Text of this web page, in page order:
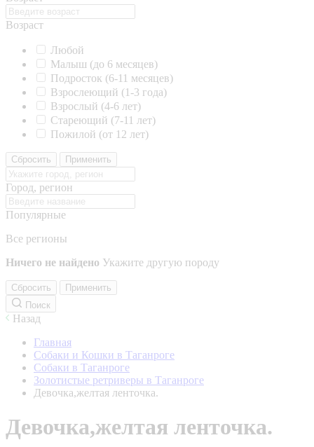
Возраст
Любой
Малыш (до 6 месяцев)
Подросток (6-11 месяцев)
Взрослеющий (1-3 года)
Взрослый (4-6 лет)
Стареющий (7-11 лет)
Пожилой (от 12 лет)
Сбросить Применить
Город, регион
Популярные
Все регионы
Ничего не найдено Укажите другую породу
Сбросить
Применить
Поиск
Назад
Главная
Собаки и Кошки в Таганроге
Собаки в Таганроге
Золотистые ретриверы в Таганроге
Девочка,желтая ленточка.
Девочка,желтая ленточка.